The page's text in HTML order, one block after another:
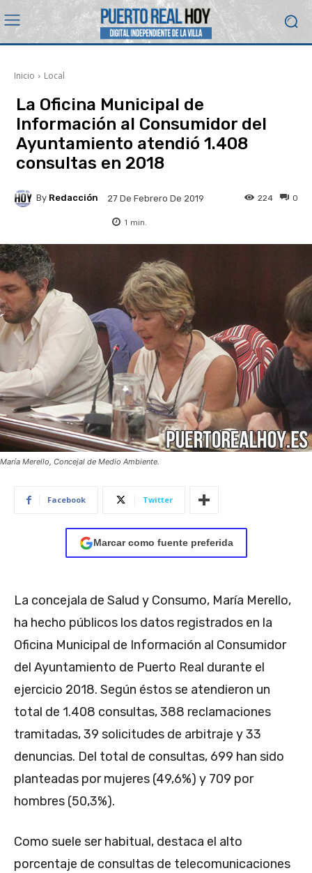
Inicio Local
La Oficina Municipal de
Información al Consumidor del
Ayuntamiento atendió 1.408
consultas en 2018
By Redacción 27 De Febrero De 2019 0
224
1 min.
María Merello, Concejal de Medio Ambiente.
Facebook Twitter
Marcar como fuente preferida
La concejala de Salud y Consumo, María Merello,
ha hecho públicos los datos registrados en la
Oficina Municipal de Información al Consumidor
del Ayuntamiento de Puerto Real durante el
ejercicio 2018. Según éstos se atendieron un
total de 1.408 consultas, 388 reclamaciones
tramitadas, 39 solicitudes de arbitraje y 33
denuncias. Del total de consultas, 699 han sido
planteadas por mujeres (49,6%) y 709 por
hombres (50,3%).
Como suele ser habitual, destaca el alto
porcentaje de consultas de telecomunicaciones